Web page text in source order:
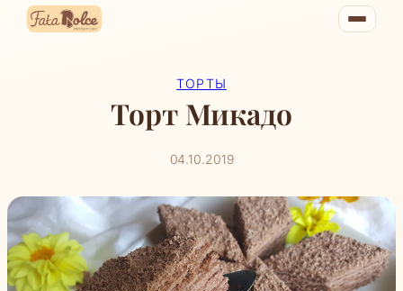
Перейти
ТОРТЫ
Торт Микадо
04.10.2019